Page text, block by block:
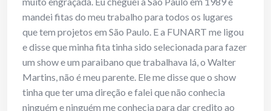
mandei fitas do meu trabalho para todos os lugares
que tem projetos em São Paulo. E a FUNART me ligou
e disse que minha fita tinha sido selecionada para fazer
um show e um paraibano que trabalhava lá, o Walter
Martins, não é meu parente. Ele me disse que o show
tinha que ter uma direção e falei que não conhecia
ninguém e ninguém me conhecia para dar credito ao